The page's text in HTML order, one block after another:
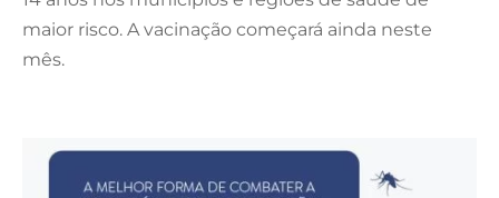
maior risco. A vacinação começará ainda neste
mês.